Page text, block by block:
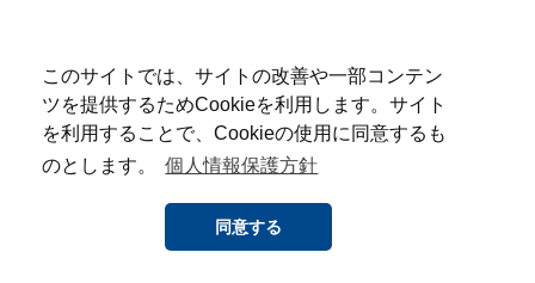
このサイトでは、サイトの改善や一部コンテン
ツを提供するためCookieを利用します。サイト
を利用することで、Cookieの使用に同意するも
のとします。
個人情報保護方針
同意する